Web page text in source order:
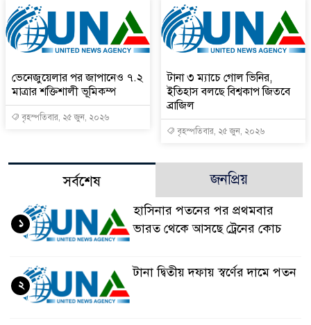
ভেনেজুয়েলার পর জাপানেও ৭.২
মাত্রার শক্তিশালী ভূমিকম্প
বৃহস্পতিবার, ২৫ জুন, ২০২৬
টানা ৩ ম্যাচে গোল ভিনির,
ইতিহাস বলছে বিশ্বকাপ জিতবে
ব্রাজিল
বৃহস্পতিবার, ২৫ জুন, ২০২৬
সর্বশেষ জনপ্রিয়
হাসিনার পতনের পর প্রথমবার
ভারত থেকে আসছে ট্রেনের কোচ
১
টানা দ্বিতীয় দফায় স্বর্ণের দামে পতন
২